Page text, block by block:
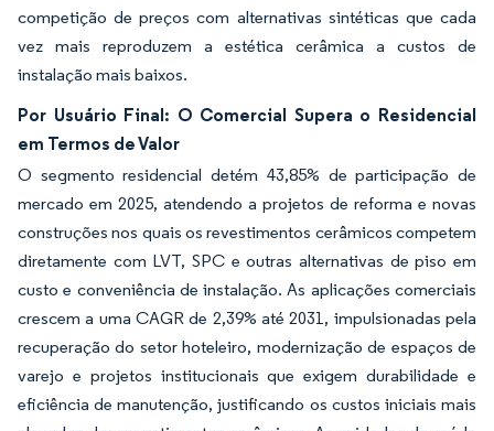
competição de preços com alternativas sintéticas que cada
vez mais reproduzem a estética cerâmica a custos de
instalação mais baixos.
Por Usuário Final: O Comercial Supera o Residencial
em Termos de Valor
O segmento residencial detém 43,85% de participação de
mercado em 2025, atendendo a projetos de reforma e novas
construções nos quais os revestimentos cerâmicos competem
diretamente com LVT, SPC e outras alternativas de piso em
custo e conveniência de instalação. As aplicações comerciais
crescem a uma CAGR de 2,39% até 2031, impulsionadas pela
recuperação do setor hoteleiro, modernização de espaços de
varejo e projetos institucionais que exigem durabilidade e
eficiência de manutenção, justificando os custos iniciais mais